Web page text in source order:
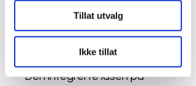
Tillat utvalg
Ikke tillat
håndtaket med myke
plastkomponenter gir
Den integrerte låsen på